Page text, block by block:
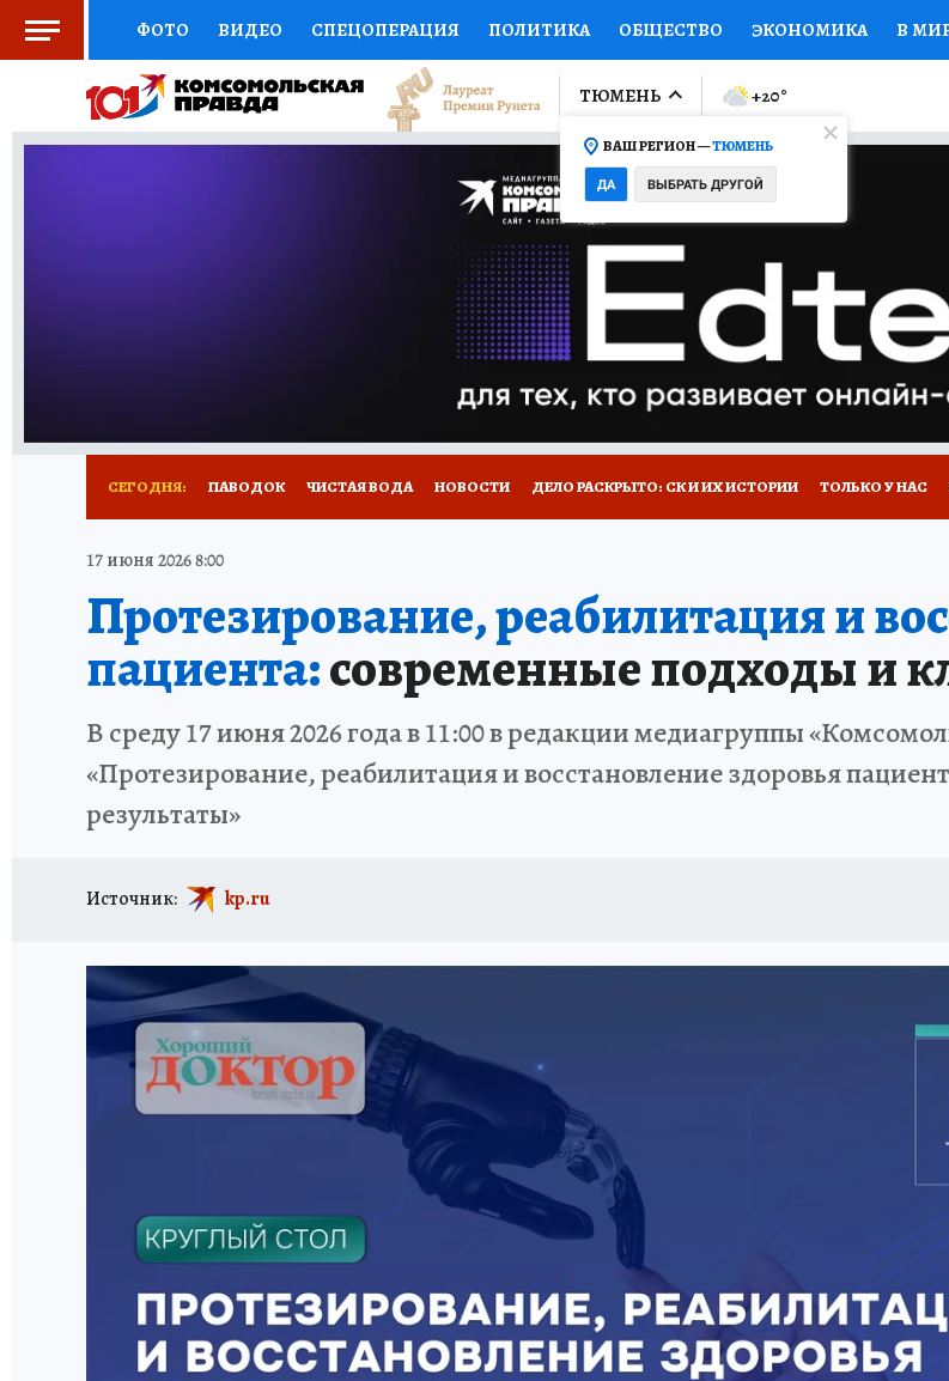
ФОТО ВИДЕО СПЕЦОПЕРАЦИЯ ПОЛИТИКА ОБЩЕСТВО ЭКОНОМИКА В
СОЦПОДДЕРЖКА НАУКА СПОРТ КОЛУМНИСТЫ ПРОИСШЕСТВИЯ
ВЫБОР ЭКСПЕРТОВ ДОКТОР ФИНАНСЫ ОТКРЫВАЕМ МИР Я ЗНАЮ СЕМЬЯ
ПРОГНОЗЫ НА СПОРТ ПРОМОКОДЫ СЕРИАЛЫ
ТЕЛЕВИЗОР КОЛЛЕКЦИИ КОНКУРСЫ
НОВОЕ НА САЙТЕ
ТЮМЕНЬ
ВАШ РЕГИОН —ТЮМЕНЬ
ДА ВЫБРАТЬ ДРУГОЙ
+20°
СЕГОДНЯ: ПАВОДОК ЧИСТАЯ ВОДА НОВОСТИ ДЕЛО РАСКРЫТО: СК И ИХ ИСТОРИИ ТОЛЬКО У НАС
ОТДЫХ В РОССИИ
17 июня 2026 8:00
Протезирование, реабилитация и
пациента:современные подходы и
В среду 17 июня 2026 года в 11:00 в редакции медиагруппы
«Протезирование, реабилитация и восстановление здоровья
результаты»
Источник: kp.ru